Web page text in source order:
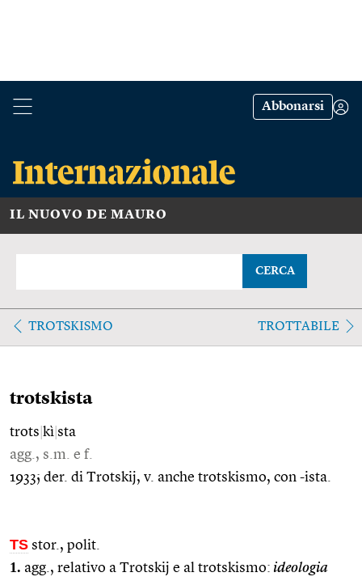
Abbonarsi
IL NUOVO DE MAURO
CERCA
TROTSKISMO TROTTABILE
trotskista
trots kì sta
agg., s.m. e f.
1933; der. di Trotskij, v. anche trotskismo, con -ista.
TS stor., polit.
1. agg., relativo a Trotskij e al trotskismo: ideologia